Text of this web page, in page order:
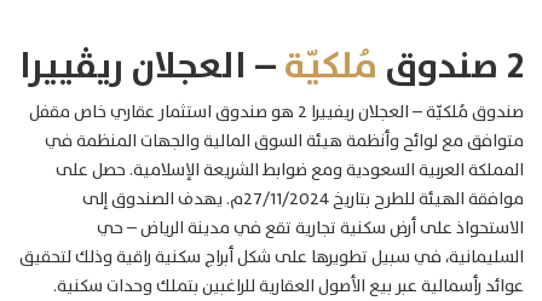
2 صندوق مُلكيّة– العجلان ريڤييرا
صندوق مُلكيّة – العجلان ريفييرا 2 هو صندوق استثمار عقاري خاص مقفل
متوافق مع لوائح وأنظمة هيئة السوق المالية والجهات المنظمة في
المملكة العربية السعودية ومع ضوابط الشريعة الإسلامية. حصل على
موافقة الهيئة للطرح بتاريخ 27/11/2024م. يهدف الصندوق إلى
الاستحواذ على أرض سكنية تجارية تقع في مدينة الرياض – حي
السليمانية، في سبيل تطويرها على شكل أبراج سكنية راقية وذلك لتحقيق
عوائد رأسمالية عبر بيع الأصول العقارية للراغبين بتملك وحدات سكنية.